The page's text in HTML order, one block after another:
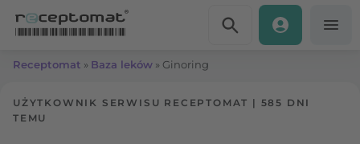
Receptomat » Baza leków » Ginoring
UŻYTKOWNIK SERWISU RECEPTOMAT | 585 DNI
TEMU